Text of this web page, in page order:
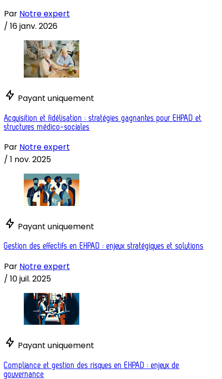
Par Notre expert
/ 16 janv. 2026
Payant uniquement
Acquisition et fidélisation : stratégies gagnantes pour EHPAD et
structures médico-sociales
Par Notre expert
/ 1 nov. 2025
Payant uniquement
Gestion des effectifs en EHPAD : enjeux stratégiques et solutions
Par Notre expert
/ 10 juil. 2025
Payant uniquement
Compliance et gestion des risques en EHPAD : enjeux de
gouvernance